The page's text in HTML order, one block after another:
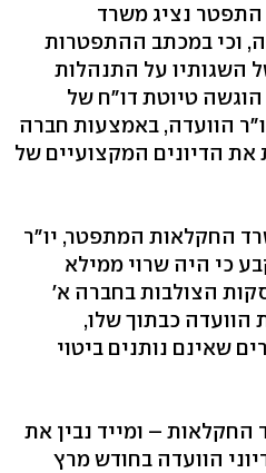
המבקר, כי בפברואר 2005 התפטר נציג משרד
וכי במכתב ההתפטרות
השגותיו על התנהלות
טיוטת דו"ח של
הוועדה, באמצעות חברה
הדיונים המקצועיים של
החקלאות המתפטר, יו"ר
כי היה שרוי ממילא
הצולבות בחברה א'
כבתוך שלו,
שאינם נותנים ביטוי
– ומייד נבין את
הוועדה בחודש מרץ